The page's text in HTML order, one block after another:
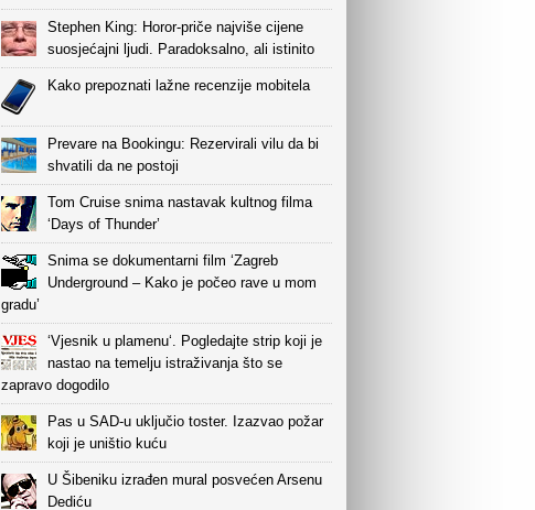
Stephen King: Horor-priče najviše cijene
suosjećajni ljudi. Paradoksalno, ali istinito
Kako prepoznati lažne recenzije mobitela
Prevare na Bookingu: Rezervirali vilu da bi
shvatili da ne postoji
Tom Cruise snima nastavak kultnog filma
‘Days of Thunder’
Snima se dokumentarni film ‘Zagreb
Underground – Kako je počeo rave u mom
gradu’
‘Vjesnik u plamenu‘. Pogledajte strip koji je
nastao na temelju istraživanja što se
zapravo dogodilo
Pas u SAD-u uključio toster. Izazvao požar
koji je uništio kuću
U Šibeniku izrađen mural posvećen Arsenu
Dediću